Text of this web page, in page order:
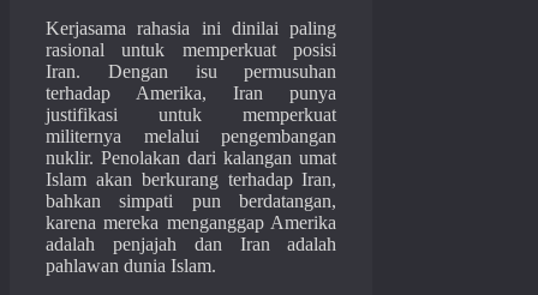
Kerjasama rahasia ini dinilai paling
rasional untuk memperkuat posisi
Iran. Dengan isu permusuhan
terhadap Amerika, Iran punya
justifikasi untuk memperkuat
militernya melalui pengembangan
nuklir. Penolakan dari kalangan umat
Islam akan berkurang terhadap Iran,
bahkan simpati pun berdatangan,
karena mereka menganggap Amerika
adalah penjajah dan Iran adalah
pahlawan dunia Islam.